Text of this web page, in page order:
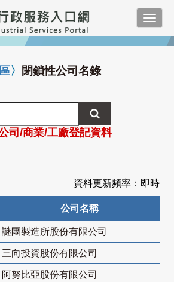
〉 閉鎖性公司名錄
司/商業/工廠登記資料
資料更新頻率：即時
公司名稱
謎團製造所股份有限公司
三向投資股份有限公司
阿努比亞股份有限公司